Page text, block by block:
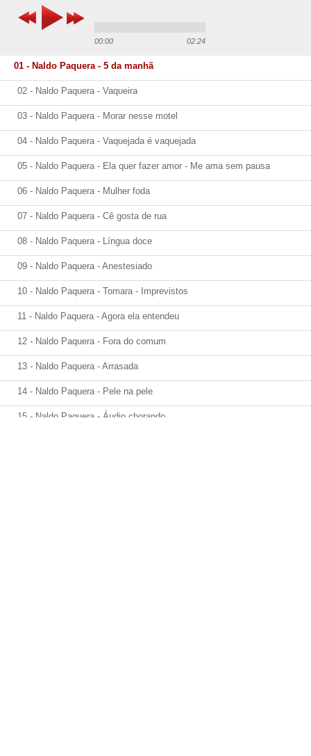
00:00 02:24
01 - Naldo Paquera - 5 da manhã
02 - Naldo Paquera - Vaqueira
03 - Naldo Paquera - Morar nesse motel
04 - Naldo Paquera - Vaquejada é vaquejada
05 - Naldo Paquera - Ela quer fazer amor - Me ama sem pausa
06 - Naldo Paquera - Mulher foda
07 - Naldo Paquera - Cê gosta de rua
08 - Naldo Paquera - Língua doce
09 - Naldo Paquera - Anestesiado
10 - Naldo Paquera - Tomara - Imprevistos
11 - Naldo Paquera - Agora ela entendeu
12 - Naldo Paquera - Fora do comum
13 - Naldo Paquera - Arrasada
14 - Naldo Paquera - Pele na pele
15 - Naldo Paquera - Áudio chorando